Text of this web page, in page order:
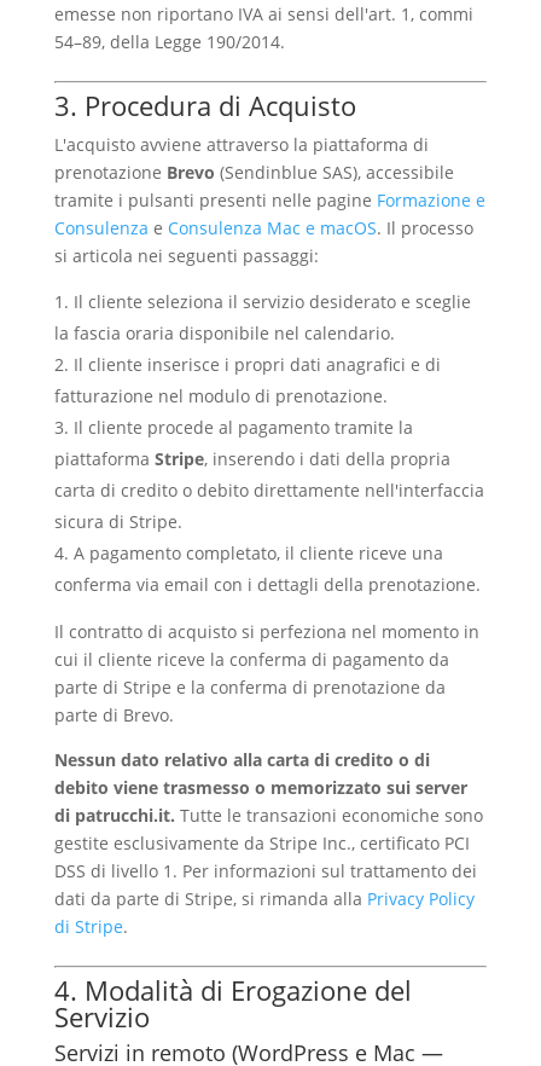
emesse non riportano IVA ai sensi dell'art. 1, commi
54–89, della Legge 190/2014.
3. Procedura di Acquisto
L'acquisto avviene attraverso la piattaforma di
prenotazione Brevo (Sendinblue SAS), accessibile
tramite i pulsanti presenti nelle pagine Formazione e
Consulenza e Consulenza Mac e macOS. Il processo
si articola nei seguenti passaggi:
Il cliente seleziona il servizio desiderato e sceglie
la fascia oraria disponibile nel calendario.
Il cliente inserisce i propri dati anagrafici e di
fatturazione nel modulo di prenotazione.
Il cliente procede al pagamento tramite la
piattaforma Stripe, inserendo i dati della propria
carta di credito o debito direttamente nell'interfaccia
sicura di Stripe.
A pagamento completato, il cliente riceve una
conferma via email con i dettagli della prenotazione.
Il contratto di acquisto si perfeziona nel momento in
cui il cliente riceve la conferma di pagamento da
parte di Stripe e la conferma di prenotazione da
parte di Brevo.
Nessun dato relativo alla carta di credito o di
debito viene trasmesso o memorizzato sui server
di patrucchi.it. Tutte le transazioni economiche sono
gestite esclusivamente da Stripe Inc., certificato PCI
DSS di livello 1. Per informazioni sul trattamento dei
dati da parte di Stripe, si rimanda alla Privacy Policy
di Stripe.
4. Modalità di Erogazione del
Servizio
Servizi in remoto (WordPress e Mac —